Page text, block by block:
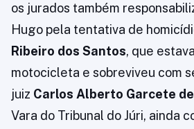
os jurados também
Hugo pela tentativa de
Ribeiro dos Santos, que
motocicleta e sobreviveu com
juiz Carlos Alberto Garcete
Vara do Tribunal do Júri, ainda